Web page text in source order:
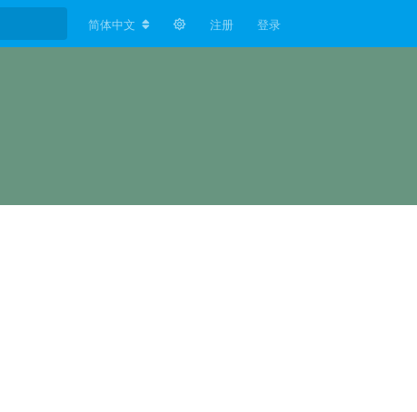
简体中文 注册 登录